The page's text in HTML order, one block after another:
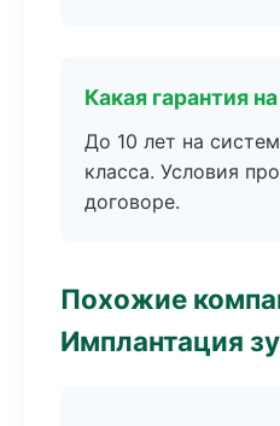
Какая гарантия
До 10 лет на
класса. Условия
договоре.
Похожие
Имплантация